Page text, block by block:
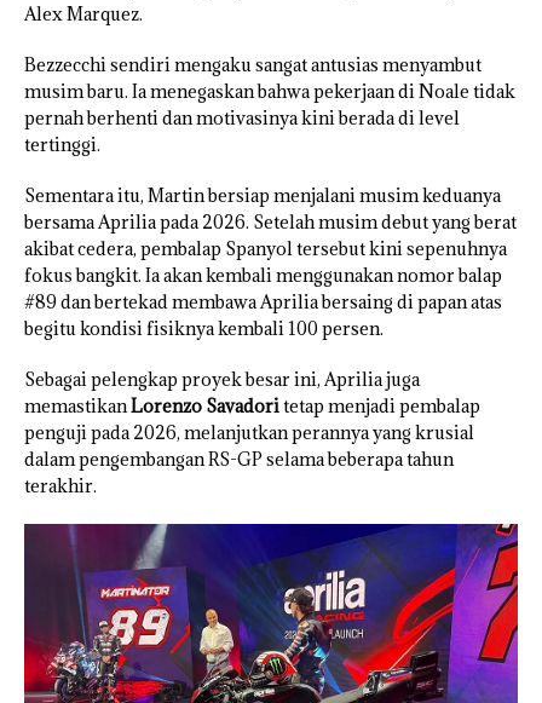
Alex Marquez.
Bezzecchi sendiri mengaku sangat antusias menyambut
musim baru. Ia menegaskan bahwa pekerjaan di Noale tidak
pernah berhenti dan motivasinya kini berada di level
tertinggi.
Sementara itu, Martin bersiap menjalani musim keduanya
bersama Aprilia pada 2026. Setelah musim debut yang berat
akibat cedera, pembalap Spanyol tersebut kini sepenuhnya
fokus bangkit. Ia akan kembali menggunakan nomor balap
#89 dan bertekad membawa Aprilia bersaing di papan atas
begitu kondisi fisiknya kembali 100 persen.
Sebagai pelengkap proyek besar ini, Aprilia juga
memastikanLorenzo Savadoritetap menjadi pembalap
penguji pada 2026, melanjutkan perannya yang krusial
dalam pengembangan RS-GP selama beberapa tahun
terakhir.